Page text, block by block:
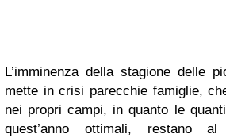
L’imminenza della stagione delle
mette in crisi parecchie famiglie,
nei propri campi, in quanto le
quest’anno ottimali, restano